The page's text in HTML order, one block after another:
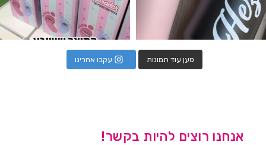
טען עוד תמונות עקבו אחרינו
אנחנו רוצים להיות בקשר!